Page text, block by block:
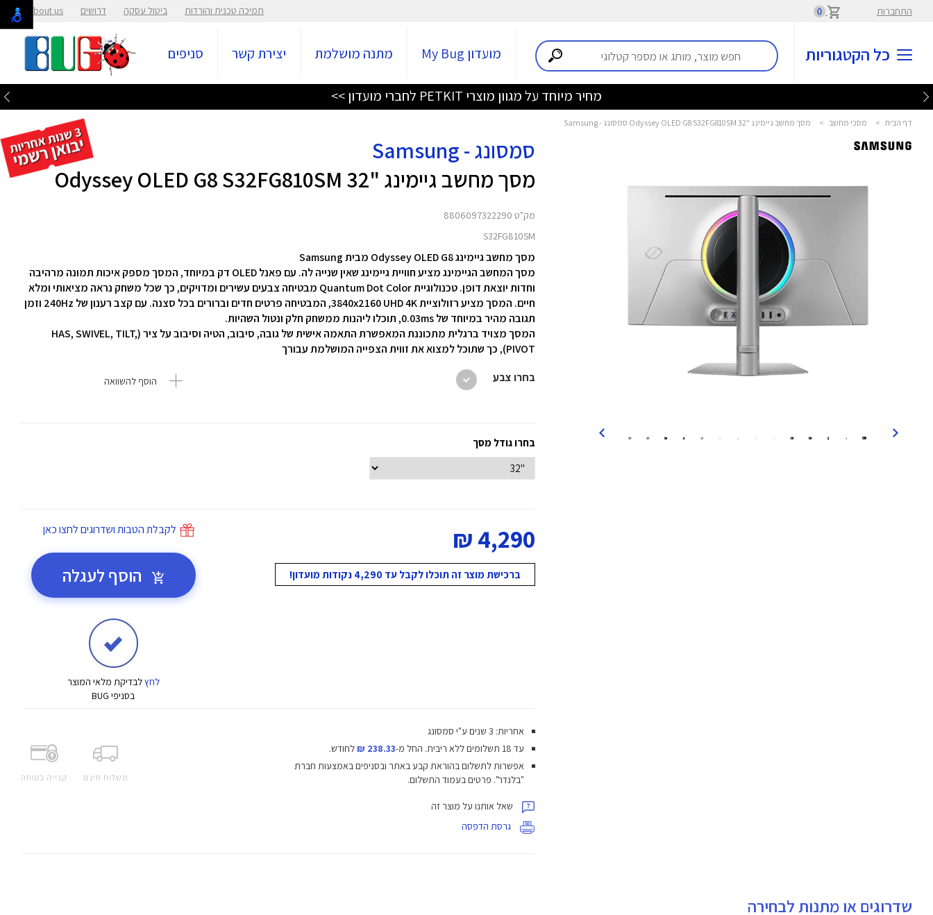
התחברות 0 תמיכה טכנית והורדות ביטול עסקה דרושים About us
כל הקטגוריות מועדון My Bug מתנה מושלמת יצירת קשר סניפים
מחיר מיוחד על מגוון מוצרי PETKIT לחברי מועדון >>
דף הבית > מסכי מחשב > מסך מחשב גיימינג "32 Odyssey OLED G8 S32FG810SM סמסונג - Samsung
סמסונג - Samsung
מסך מחשב גיימינג "32 Odyssey OLED G8 S32FG810SM
מק"ט 8806097322290
S32FG810SM
מסך מחשב גיימינג Odyssey OLED G8 מבית Samsung
מסך המחשב הגיימינג מציע חוויית גיימינג שאין שנייה לה. עם פאנל OLED דק במיוחד, המסך מספק איכות תמונה מרהיבה
וחדות יוצאת דופן. טכנולוגיית Quantum Dot Color מבטיחה צבעים עשירים ומדויקים, כך שכל משחק נראה מציאותי ומלא
חיים. המסך מציע רזולוציית 3840x2160 UHD 4K, המבטיחה פרטים חדים וברורים בכל סצנה. עם קצב רענון של 240Hz וזמן
תגובה מהיר במיוחד של 0.03ms, תוכלו ליהנות ממשחק חלק ונטול השהיות.
המסך מצויד ברגלית מתכוננת המאפשרת התאמה אישית של גובה, סיבוב, הטיה וסיבוב על ציר (HAS, SWIVEL, TILT,
PIVOT), כך שתוכל למצוא את זווית הצפייה המושלמת עבורך
בחרו צבע
הוסף להשוואה
בחרו גודל מסך
4,290 ₪
ברכישת מוצר זה תוכלו לקבל עד 4,290 נקודות מועדון!
לקבלת הטבות ושדרוגים לחצו כאן
הוסף לעגלה
לחץלבדיקת מלאי המוצר
בסניפי BUG
משלוח חינם קנייה בטוחה
אחריות: 3 שנים ע"י סמסונג
עד 18 תשלומים ללא ריבית.
החל מ-238.33 ₪
לחודש.
אפשרות לתשלום בהוראת קבע באתר ובסניפים באמצעות חברת
"בלנדר". פרטים בעמוד התשלום.
שאל אותנו על מוצר זה
גרסת הדפסה
שדרוגים או מתנות לבחירה